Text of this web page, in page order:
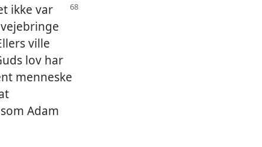
ikke var
ville
lov har
menneske
Adam